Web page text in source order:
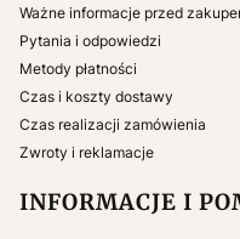
Ważne informacje przed
Pytania i odpowiedzi
Metody płatności
Czas i koszty dostawy
Czas realizacji zamówienia
Zwroty i reklamacje
INFORMACJE I